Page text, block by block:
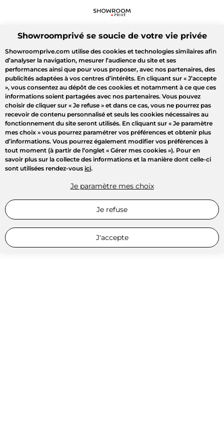
Showroomprivé se soucie de votre vie privée
Showroomprive.com utilise des cookies et technologies similaires afin
d’analyser la navigation, mesurer l’audience du site et ses
performances ainsi que pour vous proposer, avec nos partenaires, des
publicités adaptées à vos centres d’intérêts. En cliquant sur « J’accepte
», vous consentez au dépôt de ces cookies et notamment à ce que ces
informations soient partagées avec nos partenaires. Vous pouvez
choisir de cliquer sur « Je refuse » et dans ce cas, vous ne pourrez pas
recevoir de contenu personnalisé et seuls les cookies nécessaires au
fonctionnement du site seront utilisés. En cliquant sur « Je paramètre
mes choix » vous pourrez paramétrer vos préférences et obtenir plus
d’informations. Vous pourrez également modifier vos préférences à
tout moment (à partir de l’onglet « Gérer mes cookies »). Pour en
savoir plus sur la collecte des informations et la manière dont celle-ci
sont utilisées rendez-vous ici.
Je paramètre mes choix
Je refuse
J'accepte